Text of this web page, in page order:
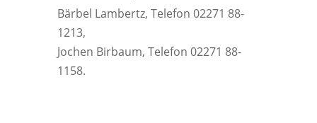
Bärbel Lambertz, Telefon 02271 88-
1213,
Jochen Birbaum, Telefon 02271 88-
1158.